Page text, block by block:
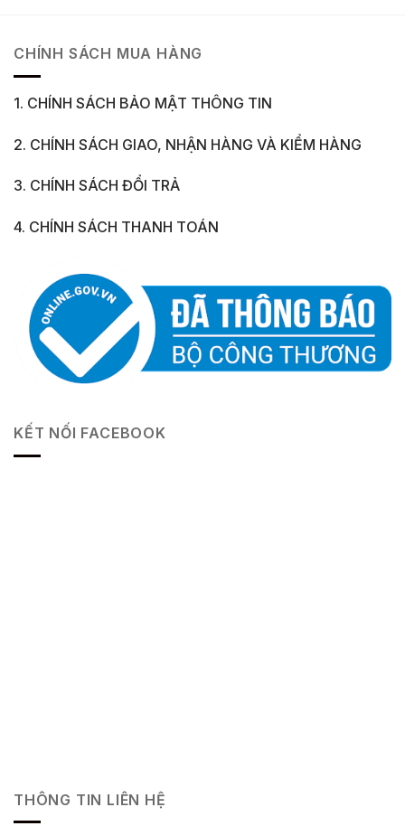
CHÍNH SÁCH MUA HÀNG
1. CHÍNH SÁCH BẢO MẬT THÔNG TIN
2. CHÍNH SÁCH GIAO, NHẬN HÀNG VÀ KIỂM HÀNG
3. CHÍNH SÁCH ĐỔI TRẢ
4. CHÍNH SÁCH THANH TOÁN
KẾT NỐI FACEBOOK
THÔNG TIN LIÊN HỆ